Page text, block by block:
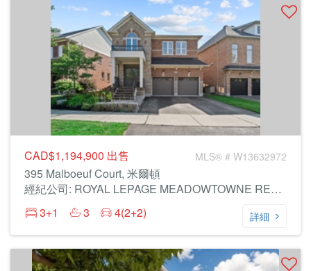
CAD$1,194,900 出售 MLS® # W13632972
395 Malboeuf Court, 米爾頓
經紀公司: ROYAL LEPAGE MEADOWTOWNE REALTY
3+1
3 4(2+2) 詳細